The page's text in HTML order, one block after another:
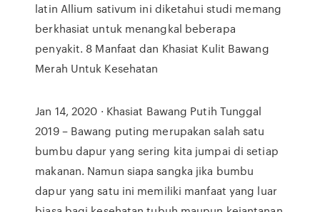
latin Allium sativum ini diketahui studi memang
berkhasiat untuk menangkal beberapa
penyakit. 8 Manfaat dan Khasiat Kulit Bawang
Merah Untuk Kesehatan
Jan 14, 2020 · Khasiat Bawang Putih Tunggal
2019 – Bawang puting merupakan salah satu
bumbu dapur yang sering kita jumpai di setiap
makanan. Namun siapa sangka jika bumbu
dapur yang satu ini memiliki manfaat yang luar